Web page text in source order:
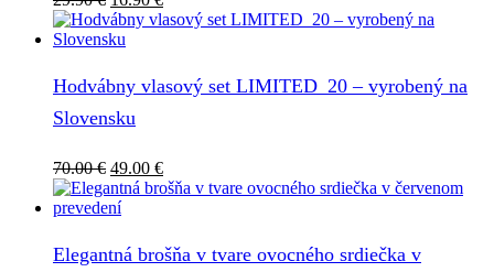
cena
bola:
cena
Hodvábny vlasový set LIMITED_20 – vyrobený na
Slovensku
70.00€ Pôvodná
cena
bola:
49.00 €Aktuálna
cena
Elegantná brošňa v tvare ovocného srdiečka v